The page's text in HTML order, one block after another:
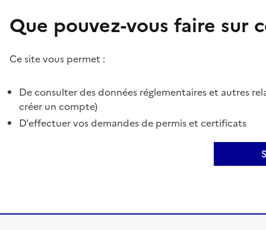
Que pouvez-vous faire sur
Ce site vous permet :
De consulter des données réglementaires et autres
créer un compte)
D'effectuer vos demandes de permis et certificats